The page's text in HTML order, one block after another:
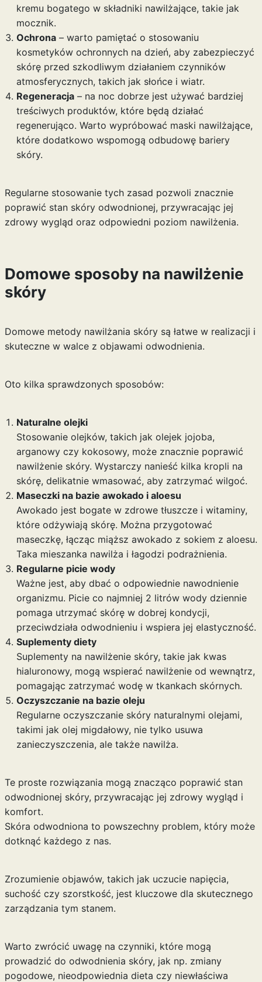
kremu bogatego w składniki nawilżające, takie jak
mocznik.
Ochrona– warto pamiętać o stosowaniu
kosmetyków ochronnych na dzień, aby zabezpieczyć
skórę przed szkodliwym działaniem czynników
atmosferycznych, takich jak słońce i wiatr.
Regeneracja– na noc dobrze jest używać bardziej
treściwych produktów, które będą działać
regenerująco. Warto wypróbować maski nawilżające,
które dodatkowo wspomogą odbudowę bariery
skóry.
Regularne stosowanie tych zasad pozwoli znacznie
poprawić stan skóry odwodnionej, przywracając jej
zdrowy wygląd oraz odpowiedni poziom nawilżenia.
Domowe sposoby na nawilżenie
skóry
Domowe metody nawilżania skóry są łatwe w realizacji i
skuteczne w walce z objawami odwodnienia.
Oto kilka sprawdzonych sposobów:
Naturalne olejki
Stosowanie olejków, takich jak olejek jojoba,
arganowy czy kokosowy, może znacznie poprawić
nawilżenie skóry. Wystarczy nanieść kilka kropli na
skórę, delikatnie wmasować, aby zatrzymać wilgoć.
Maseczki na bazie awokado i aloesu
Awokado jest bogate w zdrowe tłuszcze i witaminy,
które odżywiają skórę. Można przygotować
maseczkę, łącząc miąższ awokado z sokiem z aloesu.
Taka mieszanka nawilża i łagodzi podrażnienia.
Regularne picie wody
Ważne jest, aby dbać o odpowiednie nawodnienie
organizmu. Picie co najmniej 2 litrów wody dziennie
pomaga utrzymać skórę w dobrej kondycji,
przeciwdziała odwodnieniu i wspiera jej elastyczność.
Suplementy diety
Suplementy na nawilżenie skóry, takie jak kwas
hialuronowy, mogą wspierać nawilżenie od wewnątrz,
pomagając zatrzymać wodę w tkankach skórnych.
Oczyszczanie na bazie oleju
Regularne oczyszczanie skóry naturalnymi olejami,
takimi jak olej migdałowy, nie tylko usuwa
zanieczyszczenia, ale także nawilża.
Te proste rozwiązania mogą znacząco poprawić stan
odwodnionej skóry, przywracając jej zdrowy wygląd i
komfort.
Skóra odwodniona to powszechny problem, który może
dotknąć każdego z nas.
Zrozumienie objawów, takich jak uczucie napięcia,
suchość czy szorstkość, jest kluczowe dla skutecznego
zarządzania tym stanem.
Warto zwrócić uwagę na czynniki, które mogą
prowadzić do odwodnienia skóry, jak np. zmiany
pogodowe, nieodpowiednia dieta czy niewłaściwa